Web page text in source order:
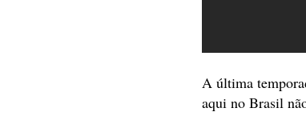
A última
aqui no Brasil